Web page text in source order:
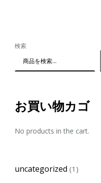
検索
お買い物カゴ
No products in the cart.
uncategorized 1 1